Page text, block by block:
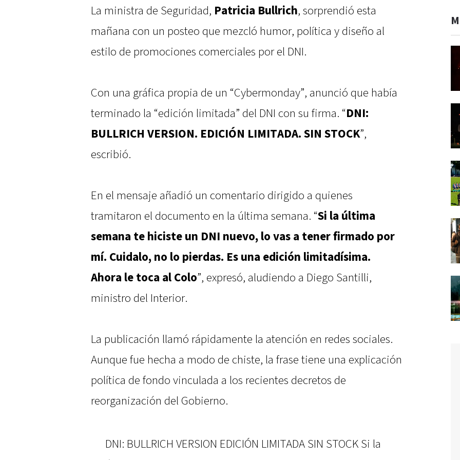
La ministra de Seguridad, Patricia Bullrich, sorprendió esta
mañana con un posteo que mezcló humor, política y diseño al
estilo de promociones comerciales por el DNI.
Con una gráfica propia de un “Cybermonday”, anunció que había
terminado la “edición limitada” del DNI con su firma. “DNI:
BULLRICH VERSION. EDICIÓN LIMITADA. SIN STOCK”,
escribió.
En el mensaje añadió un comentario dirigido a quienes
tramitaron el documento en la última semana. “Si la última
semana te hiciste un DNI nuevo, lo vas a tener firmado por
mí. Cuidalo, no lo pierdas. Es una edición limitadísima.
Ahora le toca al Colo”, expresó, aludiendo a Diego Santilli,
ministro del Interior.
La publicación llamó rápidamente la atención en redes sociales.
Aunque fue hecha a modo de chiste, la frase tiene una explicación
política de fondo vinculada a los recientes decretos de
reorganización del Gobierno.
DNI: BULLRICH VERSION EDICIÓN LIMITADA SIN STOCK Si la